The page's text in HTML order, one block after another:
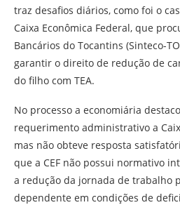
traz desafios diários, como foi o
Caixa Econômica Federal, que
Bancários do Tocantins (Sinteco-
garantir o direito de redução de
do filho com TEA.
No processo a economiária
requerimento administrativo a
mas não obteve resposta
que a CEF não possui normativo
a redução da jornada de trabalho
dependente em condições de